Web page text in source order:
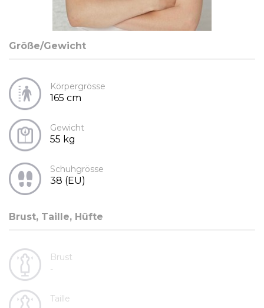
Größe/Gewicht
Körpergrösse
165 cm
Gewicht
55 kg
Schuhgrösse
38 (EU)
Brust, Taille, Hüfte
Brust
-
Taille